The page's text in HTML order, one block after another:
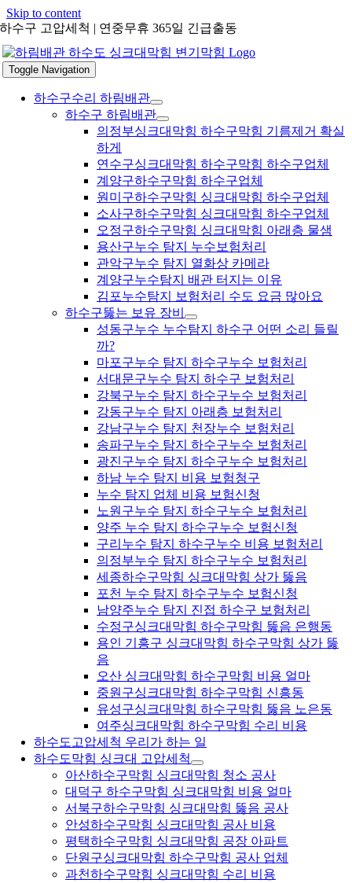
Skip to content
하수구 고압세척 | 연중무휴 365일 긴급출동
Toggle Navigation
하수구수리 하림배관
하수구 하림배관
의정부싱크대막힘 하수구막힘 기름제거 확실
하게
연수구싱크대막힘 하수구막힘 하수구업체
계양구하수구막힘 하수구업체
원미구하수구막힘 싱크대막힘 하수구업체
소사구하수구막힘 싱크대막힘 하수구업체
오정구하수구막힘 싱크대막힘 아래층 물샘
용산구누수 탐지 누수보험처리
관악구누수 탐지 열화상 카메라
계양구누수탐지 배관 터지는 이유
김포누수탐지 보험처리 수도 요금 많아요
하수구뚫는 보유 장비
성동구누수 누수탐지 하수구 어떤 소리 들릴
까?
마포구누수 탐지 하수구누수 보험처리
서대문구누수 탐지 하수구 보험처리
강북구누수 탐지 하수구누수 보험처리
강동구누수 탐지 아래층 보험처리
강남구누수 탐지 천장누수 보험처리
송파구누수 탐지 하수구누수 보험처리
광진구누수 탐지 하수구누수 보험처리
하남 누수 탐지 비용 보험청구
누수 탐지 업체 비용 보험신청
노원구누수 탐지 하수구누수 보험처리
양주 누수 탐지 하수구누수 보험신청
구리누수 탐지 하수구누수 비용 보험처리
의정부누수 탐지 하수구누수 보험처리
세종하수구막힘 싱크대막힘 상가 뚫음
포천 누수 탐지 하수구누수 보험신청
남양주누수 탐지 진접 하수구 보험처리
수정구싱크대막힘 하수구막힘 뚫음 은행동
용인 기흥구 싱크대막힘 하수구막힘 상가 뚫
음
오산 싱크대막힘 하수구막힘 비용 얼마
중원구싱크대막힘 하수구막힘 신흥동
유성구싱크대막힘 하수구막힘 뚫음 노은동
여주싱크대막힘 하수구막힘 수리 비용
하수도고압세척 우리가 하는 일
하수도막힘 싱크대 고압세척
아산하수구막힘 싱크대막힘 청소 공사
대덕구 하수구막힘 싱크대막힘 비용 얼마
서북구하수구막힘 싱크대막힘 뚫음 공사
안성하수구막힘 싱크대막힘 공사 비용
평택하수구막힘 싱크대막힘 공장 아파트
단원구싱크대막힘 하수구막힘 공사 업체
과천하수구막힘 싱크대막힘 수리 비용